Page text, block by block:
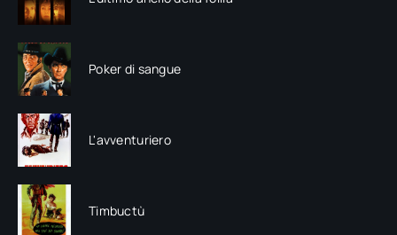
Poker di sangue
L'avventuriero
Timbuctù